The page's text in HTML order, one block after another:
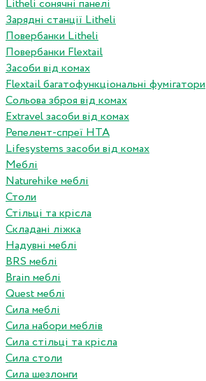
Litheli сонячні панелі
Зарядні станції Litheli
Повербанки Litheli
Повербанки Flextail
Засоби від комах
Flextail багатофункціональні фумігатори
Сольова зброя від комах
Extravel засоби від комах
Репелент-спреї HTA
Lifesystems засоби від комах
Меблі
Naturehike меблі
Столи
Стільці та крісла
Складані ліжка
Надувні меблі
BRS меблі
Brain меблі
Quest меблі
Сила меблі
Сила набори меблів
Сила стільці та крісла
Сила столи
Сила шезлонги